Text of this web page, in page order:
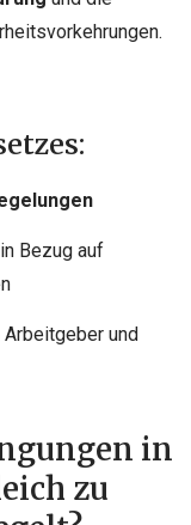
in Bezug auf
und
in
zu